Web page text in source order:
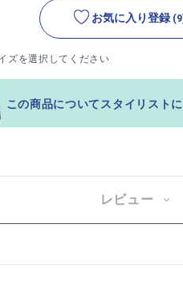
お気に入り登録
ズを選択してください
この商品についてスタイリスト
レビュー